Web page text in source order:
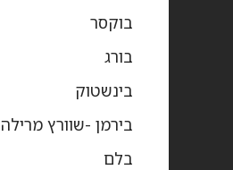
בוקסר
בורג
בינשטוק
בירמן -שוורץ מרילה
בלם